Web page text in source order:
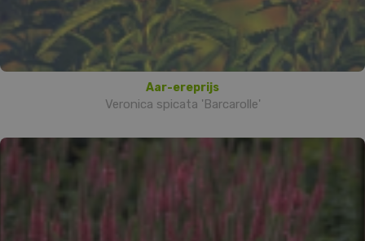
Aar-ereprijs
Veronica spicata 'Barcarolle'